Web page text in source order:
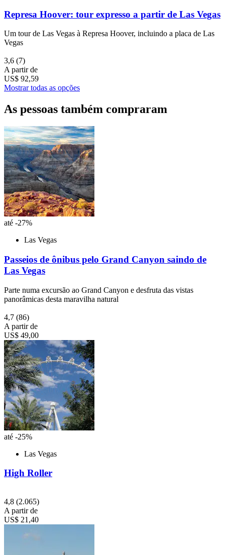
Represa Hoover: tour expresso a partir de Las Vegas
Um tour de Las Vegas à Represa Hoover, incluindo a placa de Las
Vegas
3,6 (7)
A partir de
US$ 92,59
Mostrar todas as opções
As pessoas também compraram
até -27%
Las Vegas
Passeios de ônibus pelo Grand Canyon saindo de
Las Vegas
Parte numa excursão ao Grand Canyon e desfruta das vistas
panorâmicas desta maravilha natural
4,7 (86)
A partir de
US$ 49,00
até -25%
Las Vegas
High Roller
4,8 (2.065)
A partir de
US$ 21,40